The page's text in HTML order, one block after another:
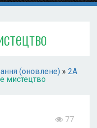
(оновлене) » 2А
мистецтво
77